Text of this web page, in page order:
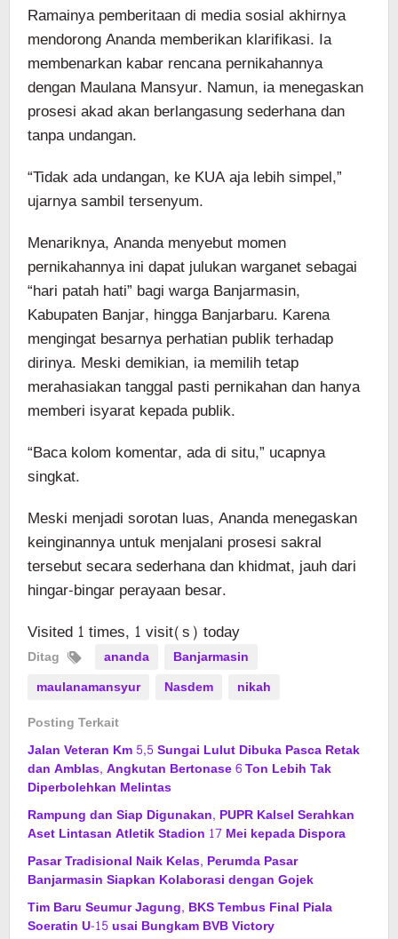
Ramainya pemberitaan di media sosial akhirnya
mendorong Ananda memberikan klarifikasi. Ia
membenarkan kabar rencana pernikahannya
dengan Maulana Mansyur. Namun, ia menegaskan
prosesi akad akan berlangasung sederhana dan
tanpa undangan.
“Tidak ada undangan, ke KUA aja lebih simpel,”
ujarnya sambil tersenyum.
Menariknya, Ananda menyebut momen
pernikahannya ini dapat julukan warganet sebagai
“hari patah hati” bagi warga Banjarmasin,
Kabupaten Banjar, hingga Banjarbaru. Karena
mengingat besarnya perhatian publik terhadap
dirinya. Meski demikian, ia memilih tetap
merahasiakan tanggal pasti pernikahan dan hanya
memberi isyarat kepada publik.
“Baca kolom komentar, ada di situ,” ucapnya
singkat.
Meski menjadi sorotan luas, Ananda menegaskan
keinginannya untuk menjalani prosesi sakral
tersebut secara sederhana dan khidmat, jauh dari
hingar-bingar perayaan besar.
Visited 1 times, 1 visit(s) today
Ditag ananda
Banjarmasin
maulanamansyur
Nasdem
nikah
Posting Terkait
Jalan Veteran Km 5,5 Sungai Lulut Dibuka Pasca Retak
dan Amblas, Angkutan Bertonase 6 Ton Lebih Tak
Diperbolehkan Melintas
Rampung dan Siap Digunakan, PUPR Kalsel Serahkan
Aset Lintasan Atletik Stadion 17 Mei kepada Dispora
Pasar Tradisional Naik Kelas, Perumda Pasar
Banjarmasin Siapkan Kolaborasi dengan Gojek
Tim Baru Seumur Jagung, BKS Tembus Final Piala
Soeratin U-15 usai Bungkam BVB Victory